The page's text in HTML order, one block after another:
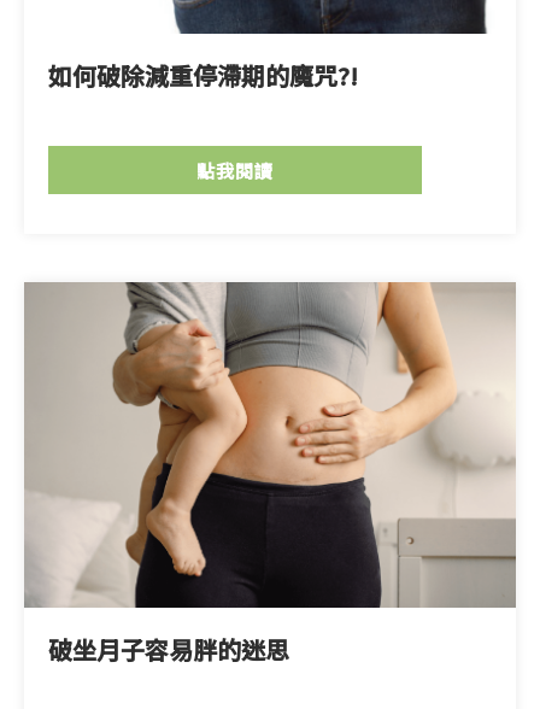
如何破除減重停滯期的魔咒?!
點我閱讀
破坐月子容易胖的迷思